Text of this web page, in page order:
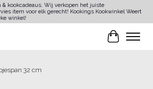
& kookcadeaus. Wij verkopen het juiste
item voor elk gerecht! Kookings Kookwinkel Weert
winkel!
32 cm